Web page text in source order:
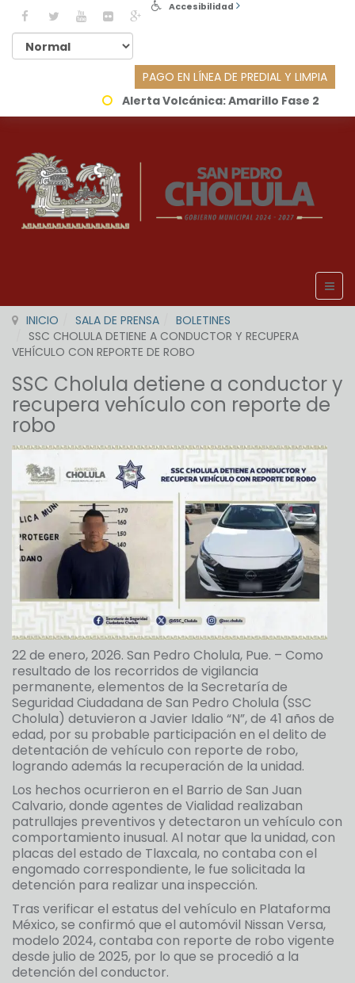
Accesibilidad
PAGO EN LÍNEA DE PREDIAL Y LIMPIA
Alerta Volcánica:Amarillo Fase 2
INICIO SALA DE PRENSA
BOLETINES
SSC CHOLULA DETIENE A CONDUCTOR Y RECUPERA
VEHÍCULO CON REPORTE DE ROBO
SSC Cholula detiene a conductor y
recupera vehículo con reporte de
robo
22 de enero, 2026. San Pedro Cholula, Pue. – Como
resultado de los recorridos de vigilancia
permanente, elementos de la Secretaría de
Seguridad Ciudadana de San Pedro Cholula (SSC
Cholula) detuvieron a Javier Idalio “N”, de 41 años de
edad, por su probable participación en el delito de
detentación de vehículo con reporte de robo,
logrando además la recuperación de la unidad.
Los hechos ocurrieron en el Barrio de San Juan
Calvario, donde agentes de Vialidad realizaban
patrullajes preventivos y detectaron un vehículo con
comportamiento inusual. Al notar que la unidad, con
placas del estado de Tlaxcala, no contaba con el
engomado correspondiente, le fue solicitada la
detención para realizar una inspección.
Tras verificar el estatus del vehículo en Plataforma
México, se confirmó que el automóvil Nissan Versa,
modelo 2024, contaba con reporte de robo vigente
desde julio de 2025, por lo que se procedió a la
detención del conductor.